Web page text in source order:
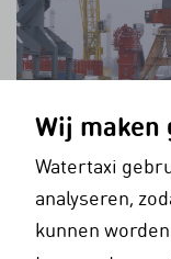
Wij maken
Watertaxi
analyseren,
kunnen